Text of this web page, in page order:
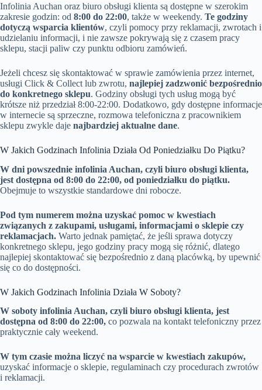
Infolinia Auchan oraz biuro obsługi klienta są dostępne w szerokim
zakresie godzin: od 8:00 do 22:00, także w weekendy. Te godziny
dotyczą wsparcia klientów, czyli pomocy przy reklamacji, zwrotach i
udzielaniu informacji, i nie zawsze pokrywają się z czasem pracy
sklepu, stacji paliw czy punktu odbioru zamówień.
Jeżeli chcesz się skontaktować w sprawie zamówienia przez internet,
usługi Click & Collect lub zwrotu, najlepiej zadzwonić bezpośrednio
do konkretnego sklepu. Godziny obsługi tych usług mogą być
krótsze niż przedział 8:00-22:00. Dodatkowo, gdy dostępne informacje
w internecie są sprzeczne, rozmowa telefoniczna z pracownikiem
sklepu zwykle daje najbardziej aktualne dane.
W Jakich Godzinach Infolinia Działa Od Poniedziałku Do Piątku?
W dni powszednie infolinia Auchan, czyli biuro obsługi klienta,
jest dostępna od 8:00 do 22:00, od poniedziałku do piątku.
Obejmuje to wszystkie standardowe dni robocze.
Pod tym numerem można uzyskać pomoc w kwestiach
związanych z zakupami, usługami, informacjami o sklepie czy
reklamacjach. Warto jednak pamiętać, że jeśli sprawa dotyczy
konkretnego sklepu, jego godziny pracy mogą się różnić, dlatego
najlepiej skontaktować się bezpośrednio z daną placówką, by upewnić
się co do dostępności.
W Jakich Godzinach Infolinia Działa W Soboty?
W soboty infolinia Auchan, czyli biuro obsługi klienta, jest
dostępna od 8:00 do 22:00, co pozwala na kontakt telefoniczny przez
praktycznie cały weekend.
W tym czasie można liczyć na wsparcie w kwestiach zakupów,
uzyskać informacje o sklepie, regulaminach czy procedurach zwrotów
i reklamacji.